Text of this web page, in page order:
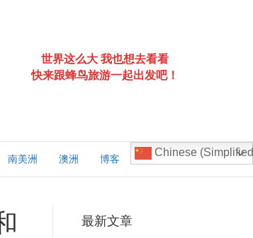
世界这么大 我也想去看看
快来跟蜂鸟旅游一起出发吧！
南美洲 澳洲 博客
Chinese (Simplified)
最新文章